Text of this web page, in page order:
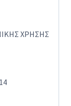
ΧΡΗΣΗΣ
14